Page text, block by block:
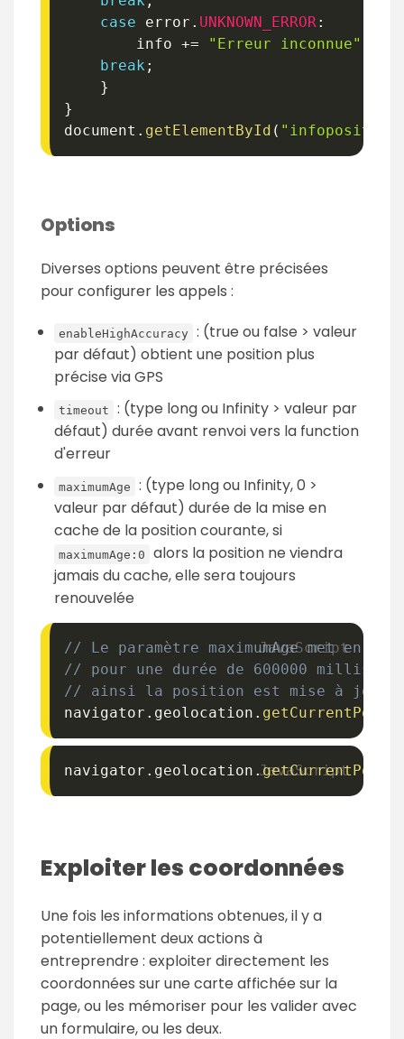
case error . UNKNOWN_ERROR:
    	info
+= "Erreur inconnue"
break ;
}
}
document . getElementById (
Options
Diverses options peuvent être précisées
pour configurer les appels :
enableHighAccuracy
: (true ou false > valeur
par défaut) obtient une position plus
précise via GPS
timeout
: (type long ou Infinity > valeur par
défaut) durée avant renvoi vers la function
d'erreur
maximumAge
: (type long ou Infinity, 0 >
valeur par défaut) durée de la mise en
cache de la position courante, si
maximumAge:0
alors la position ne viendra
jamais du cache, elle sera toujours
renouvelée
// Le paramètre maximumAge met en
// pour une durée de 600000
// ainsi la position est mise à jour
navigator . geolocation .
navigator . geolocation .
Exploiter les coordonnées
Une fois les informations obtenues, il y a
potentiellement deux actions à
entreprendre : exploiter directement les
coordonnées sur une carte affichée sur la
page, ou les mémoriser pour les valider avec
un formulaire, ou les deux.